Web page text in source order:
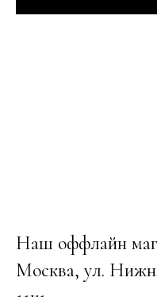
Наш оффлайн
Москва, ул.